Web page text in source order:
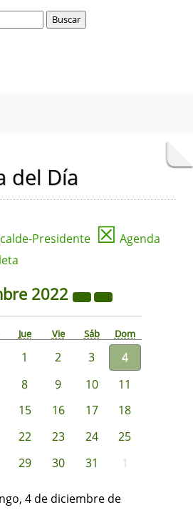
del Día
Presidente ☒ Agenda
2022
Jue Vie Sáb Dom
1 2 3
4
8 9 10
11
15 16 17
18
22 23 24
25
29 30 31 1
4 de diciembre de